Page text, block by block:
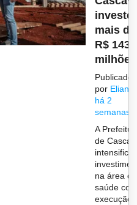
investe
mais de
R$ 143
Publicado
por Eliane
há 2
semanas
A
de
intensifica
na área da
saúde
execução